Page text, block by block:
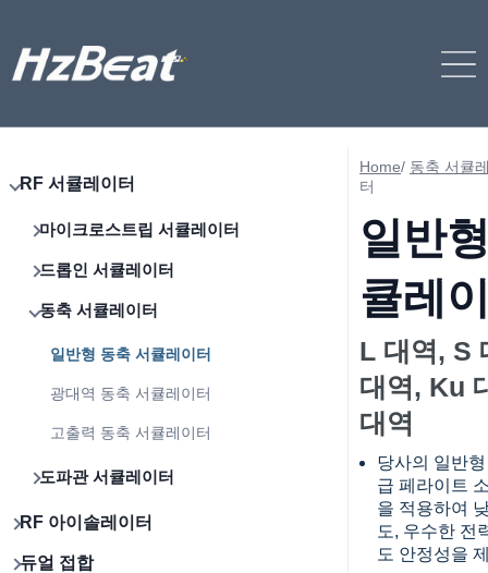
RF 서큘레이터
마이크로스트립 서큘레이터
드롭인 서큘레이터
동축 서큘레이터
일반형 동축 서큘레이터
광대역 동축 서큘레이터
고출력 동축 서큘레이터
도파관 서큘레이터
RF 아이솔레이터
듀얼 접합
Home/ 동축 서큘
터
일반
큘레
L 대역, S
대역, Ku
대역
당사의 일반
급 페라이트
을 적용하여
도, 우수한 전
도 안정성을